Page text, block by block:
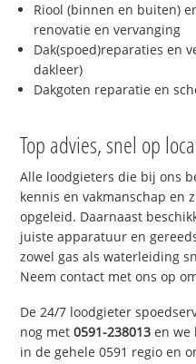
Riool (binnen en buiten)
renovatie en vervanging
Dak(spoed)reparaties en
dakleer)
Dakgoten reparatie en
Top advies, snel op
Alle loodgieters die bij ons
kennis en vakmanschap en
opgeleid. Daarnaast
juiste apparatuur en
zowel gas als waterleiding
Neem contact met ons op
De 24/7 loodgieter
nog met0591-238013 en we
in de gehele 0591 regio en